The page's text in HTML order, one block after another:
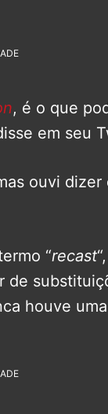
, é o que
em seu
ouvi dizer
“recast
de
houve